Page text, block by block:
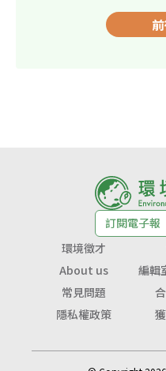
訂閱電子報
環境徵才
About us
編輯
常見問題
隱私權政策